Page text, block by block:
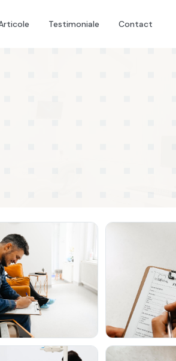
Testimoniale Contact